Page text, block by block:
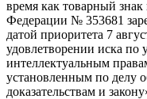
время как товарный знак
Федерации № 353681
датой приоритета 7
удовлетворении иска
интеллектуальным
установленным по делу
доказательствам и